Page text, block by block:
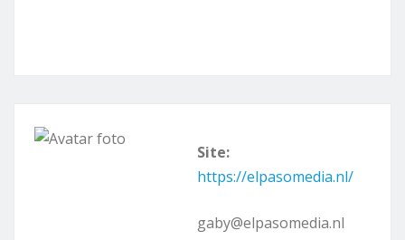
Site:
https://elpasomedia.nl/
gaby@elpasomedia.nl